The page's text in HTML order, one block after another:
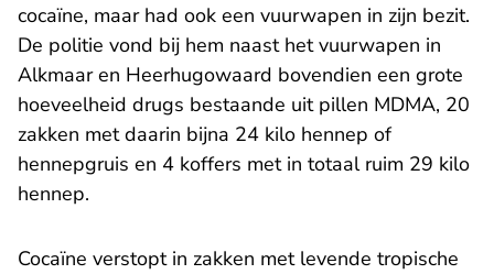
cocaïne, maar had ook een vuurwapen in zijn bezit.
De politie vond bij hem naast het vuurwapen in
Alkmaar en Heerhugowaard bovendien een grote
hoeveelheid drugs bestaande uit pillen MDMA, 20
zakken met daarin bijna 24 kilo hennep of
hennepgruis en 4 koffers met in totaal ruim 29 kilo
hennep.
Cocaïne verstopt in zakken met levende tropische